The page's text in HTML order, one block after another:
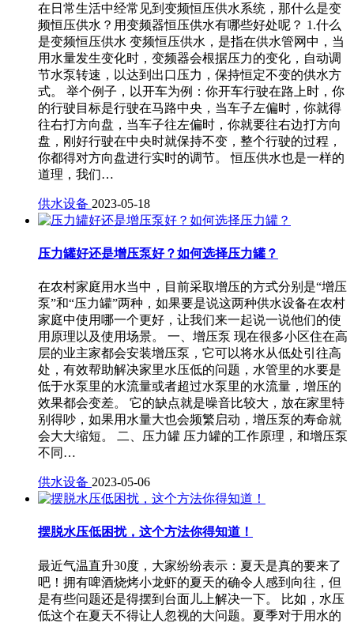
在日常生活中经常见到变频恒压供水系统，那什么是变
频恒压供水？用变频器恒压供水有哪些好处呢？ 1.什么
是变频恒压供水 变频恒压供水，是指在供水管网中，当
用水量发生变化时，变频器会根据压力的变化，自动调
节水泵转速，以达到出口压力，保持恒定不变的供水方
式。 举个例子，以开车为例：你开车行驶在路上时，你
的行驶目标是行驶在马路中央，当车子左偏时，你就得
往右打方向盘，当车子往左偏时，你就要往右边打方向
盘，刚好行驶在中央时就保持不变，整个行驶的过程，
你都得对方向盘进行实时的调节。 恒压供水也是一样的
道理，我们…
供水设备 2023-05-18
压力罐好还是增压泵好？如何选择压力罐？
在农村家庭用水当中，目前采取增压的方式分别是“增压
泵”和“压力罐”两种，如果要是说这两种供水设备在农村
家庭中使用哪一个更好，让我们来一起说一说他们的使
用原理以及使用场景。 一、增压泵 现在很多小区住在高
层的业主家都会安装增压泵，它可以将水从低处引往高
处，有效帮助解决家里水压低的问题，水管里的水要是
低于水泵里的水流量或者超过水泵里的水流量，增压的
效果都会变差。 它的缺点就是噪音比较大，放在家里特
别得吵，如果用水量大也会频繁启动，增压泵的寿命就
会大大缩短。 二、压力罐 压力罐的工作原理，和增压泵
不同…
供水设备 2023-05-06
摆脱水压低困扰，这个方法你得知道！
最近气温直升30度，大家纷纷表示：夏天是真的要来了
吧！拥有啤酒烧烤小龙虾的夏天的确令人感到向往，但
是有些问题还是得摆到台面儿上解决一下。 比如，水压
低这个在夏天不得让人忽视的大问题。夏季对于用水的